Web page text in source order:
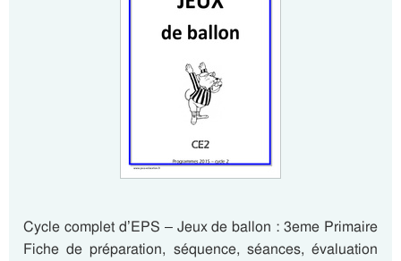
Cycle complet d’EPS – Jeux de ballon : 3eme Primaire
Fiche de préparation, séquence, séances, évaluation